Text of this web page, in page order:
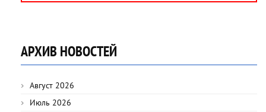
АРХИВ НОВОСТЕЙ
Август 2026
Июль 2026